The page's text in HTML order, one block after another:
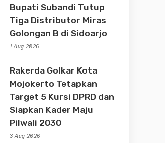
Bupati Subandi Tutup
Tiga Distributor Miras
Golongan B di Sidoarjo
1 Aug 2026
Rakerda Golkar Kota
Mojokerto Tetapkan
Target 5 Kursi DPRD dan
Siapkan Kader Maju
Pilwali 2030
3 Aug 2026